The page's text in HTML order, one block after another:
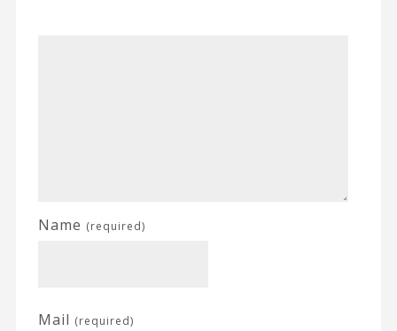
Name (required)
Mail (required)